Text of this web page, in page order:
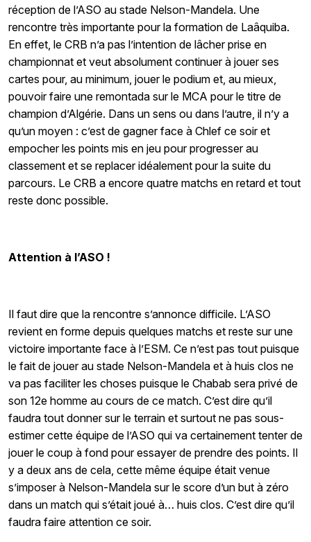
réception de l’ASO au stade Nelson-Mandela. Une
rencontre très importante pour la formation de Laâquiba.
En effet, le CRB n’a pas l’intention de lâcher prise en
championnat et veut absolument continuer à jouer ses
cartes pour, au minimum, jouer le podium et, au mieux,
pouvoir faire une remontada sur le MCA pour le titre de
champion d’Algérie. Dans un sens ou dans l’autre, il n’y a
qu’un moyen : c’est de gagnerface à Chlef ce soir et
empocher les points mis en jeu pour progresser au
classement et se replacer idéalement pour la suite du
parcours. Le CRB a encore quatre matchs en retard et tout
reste donc possible.
Attention à l’ASO !
Il faut dire que la rencontre s’annonce difficile. L’ASO
revient en forme depuis quelques matchs et reste sur une
victoire importante face à l’ESM. Ce n’est pas tout puisque
le fait de jouer au stade Nelson-Mandela et à huis clos ne
va pas faciliter les choses puisque le Chabab sera privé de
son 12e homme au cours de ce match. C’est dire qu’il
faudra tout donner sur le terrain et surtout ne pas sous-
estimer cette équipe de l’ASO qui va certainement tenter de
jouer le coup à fond pour essayer de prendre des points. Il
y a deux ans de cela, cette même équipe était venue
s’imposer à Nelson-Mandela sur le score d’un but à zéro
dans un match qui s’était joué à… huis clos. C’est dire qu’il
faudra faire attention ce soir.